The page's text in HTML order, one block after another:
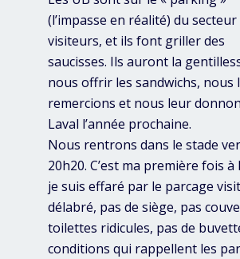
(l’impasse en réalité) du secteur
visiteurs, et ils font griller des
saucisses. Ils auront la
nous offrir les sandwichs, nous
remercions et nous leur
Laval l’année prochaine.
Nous rentrons dans le stade
20h20. C’est ma première fois à
je suis effaré par le parcage
délabré, pas de siège, pas
toilettes ridicules, pas de
conditions qui rappellent les